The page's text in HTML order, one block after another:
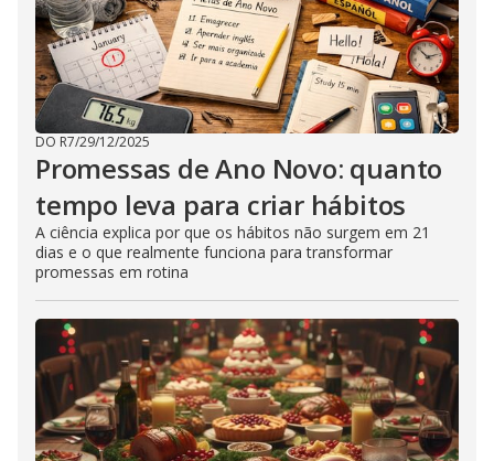
DO R7/29/12/2025
Promessas de Ano Novo: quanto
tempo leva para criar hábitos
A ciência explica por que os hábitos não surgem em 21
dias e o que realmente funciona para transformar
promessas em rotina